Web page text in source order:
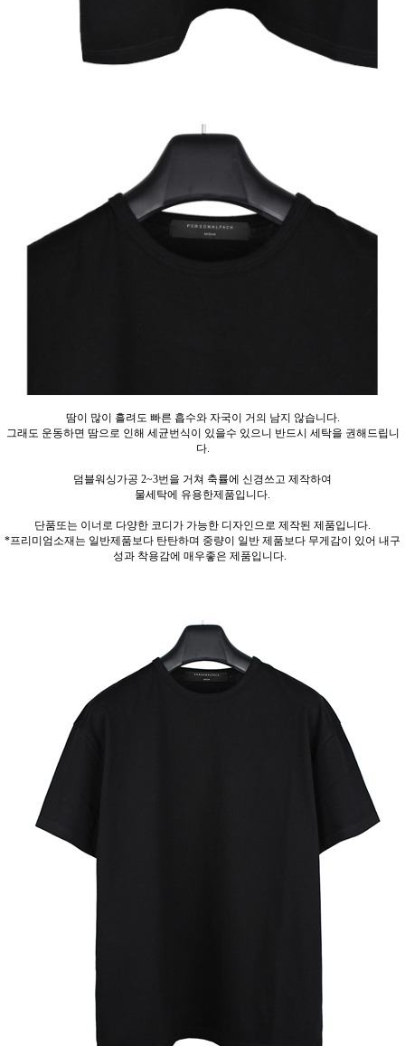
땀이 많이 흘려도 빠른 흡수와 자국이 거의 남지 않습니다.
그래도 운동하면 땀으로 인해 세균번식이 있을수 있으니 반드시 세탁을 권해드립니
다.
덤블워싱가공 2~3번을 거쳐 축률에 신경쓰고 제작하여
물세탁에 유용한제품입니다.
단품또는 이너로 다양한 코디가 가능한 디자인으로 제작된 제품입니다.
*프리미엄소재는 일반제품보다 탄탄하며 중량이 일반 제품보다 무게감이 있어 내구
성과 착용감에 매우좋은 제품입니다.